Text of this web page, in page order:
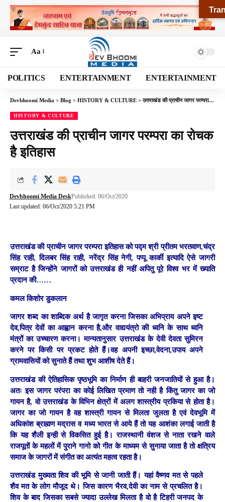
Aa
POLITICS ENTERTAINMENT ENTERTAINMENT
Devbhoomi Media > Blog > HISTORY & CULTURE >उत्तराखंड की प्राचीन जागर परम्परा का रोचक है इतिहास
HISTORY & CULTURE
उत्तराखंड की प्राचीन जागर परम्परा का रोचक
है इतिहास
Last updated: 06/Oct/2020 5:21 PM
Devbhoomi Media DeskPublished: 06/Oct/2020
उत्तराखंड की प्राचीन जागर परम्परा इतिहास को पद्म श्री प्रीतम भरतवाण,चंद्र
सिंह राही, दिलबर सिंह राही, नरेंद्र सिंह नेगी, पप्पू कार्की इत्यादि ऐसे जागरी
सम्राट है जिन्होंने जागरों को उत्तराखंड ही नहीं अपितु पूरे विश्व भर में ख्याति
प्रदान की……
कमल किशोर डुकलान
जागर शब्द का शाब्दिक अर्थ है जागृत करना जिसका अभिप्राय अपने इष्ट
देव,पित्र देवों का आह्वान करना है,और वाद्ययंत्रो की ध्वनि के साथ ध्वनि
मंत्रों का उच्चारण करना। मान्यतानुसार उत्तराखंड के देवी देवता सुमिरन
करने पर किसी पर प्रकट होते हैं।वह अपनी इच्छा,वेदना,उपाय अपने
ग्रामवासियों को सुनाते हैं तथा शुभ आशीष देते हैं।
उत्तराखंड की ऐतिहासिक पृष्ठभूमि का निर्माण ही बाहरी जनजातियों से हुआ है।
अतः इस जागर परंपरा का कोई लिखित प्रमाण तो नही है किंतु जागर का जो
गायन है, वो उत्तराखंड के विभिन क्षेत्रों में अलग शास्त्रीय प्रकिया से होता है।
जागर का जो गायन है वह शास्त्री गायन से मिलता जुलता है एवं देवभूमि में
अधिकांश ब्राह्मण मद्रास व मध्य भारत से आये हैं तो यह आशंका लगाई जाती है
कि यह शैली इन्ही से विकसित हुई है। राजस्थानी वंशज से नाता रखने वाले
राजपूतों के महलों में पुराने गानो को गीत के माध्यम से सुनाया जाता है तो क्षत्रिय
समाज के जागरों में संगीत का अत्यंत महत्व रहता है।
उत्तराखंड मुख्यता शिव की भूमि से जानी जाती हैं। यहां वैष्णव मत से पहले
शैव मत के लोग मौजूद थे। जिस कारण भैरव,देवी का नाम से प्रचलित है।
शिव के बाद जिसका सबसे ज्यादा उल्लेख मिलता है वो है टिहरी जनपद के